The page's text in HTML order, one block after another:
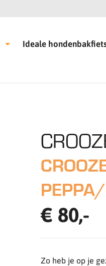
Ideale
€ 80,-
Zo heb je op je